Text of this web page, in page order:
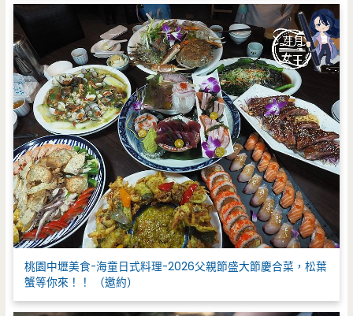
桃園中壢美食-海童日式料理-2026父親節盛大節慶合菜，松葉
蟹等你來！！ （邀約）